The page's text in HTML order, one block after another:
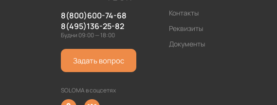
8(800)600-74-68
8(495)136-25-82
Будни 09:00 — 18:00
Задать вопрос
SOLOMA в соцсетях
Контакты
Реквизиты
Документы